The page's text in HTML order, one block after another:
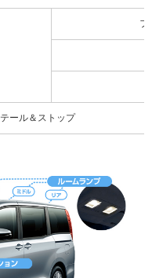
フ
テール＆ストップ